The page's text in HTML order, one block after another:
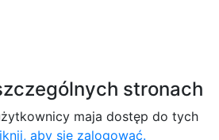
stronach
maja dostęp do tych
aby się zalogować.